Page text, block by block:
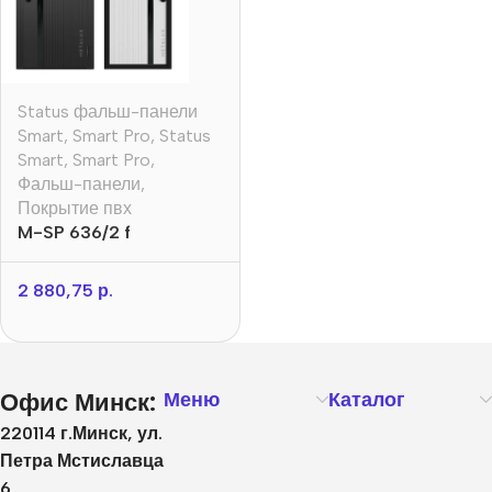
Status фальш-панели
Smart, Smart Pro, Status
Smart, Smart Pro,
Фальш-панели,
Покрытие пвх
M-SP 636/2 f
2 880,75 р.
Офис Минск:
220114 г.Минск, ул.
Петра Мстиславца
Меню Каталог